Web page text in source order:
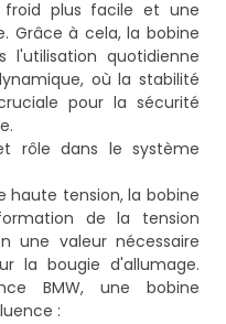
plus facile et une
Grâce à cela, la bobine
l'utilisation quotidienne
où la stabilité
pour la sécurité
rôle dans le système
haute tension, la bobine
de la tension
une valeur nécessaire
la bougie d'allumage.
BMW, une bobine
: